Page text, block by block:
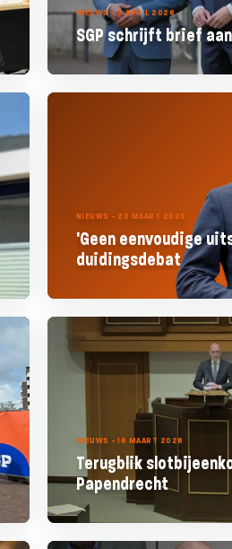
NIEUWS - 2 APRIL 2026
SGP schrijft brief
NIEUWS - 20 MAART 2026
'Geen eenvoudige
duidingsdebat
NIEUWS - 16 MAART 2026
Terugblik
Papendrecht